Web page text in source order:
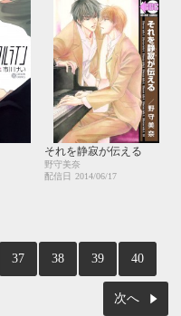
それを静寂が伝える
野守美奈
配信日
2014/06/17
37 38 39 40
次へ